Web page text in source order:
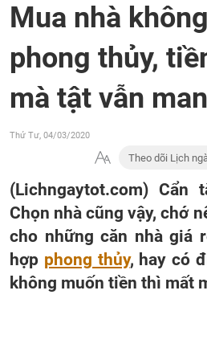
Mua nhà
phong thủy,
mà tật vẫn
Thứ Tư, 04/03/2020
Theo dõi Lịch
(Lichngaytot.com)
Chọn nhà cũng vậy, chớ
cho những căn nhà giá
hợp phong thủy, hay có
không muốn tiền thì mất